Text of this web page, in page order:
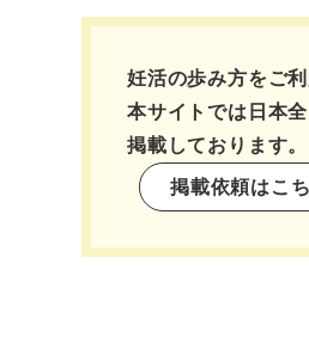
妊活の歩み方をご
本サイトでは日本
掲載しております。
掲載依頼はこ